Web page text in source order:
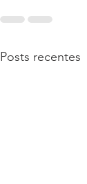
Posts recentes